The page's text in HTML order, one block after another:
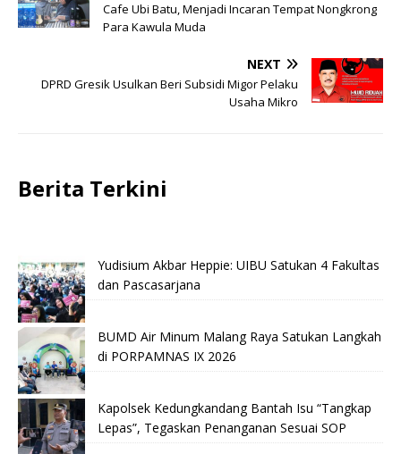
Cafe Ubi Batu, Menjadi Incaran Tempat Nongkrong
Para Kawula Muda
NEXT
DPRD Gresik Usulkan Beri Subsidi Migor Pelaku
Usaha Mikro
Berita Terkini
Yudisium Akbar Heppie: UIBU Satukan 4 Fakultas
dan Pascasarjana
BUMD Air Minum Malang Raya Satukan Langkah
di PORPAMNAS IX 2026
Kapolsek Kedungkandang Bantah Isu “Tangkap
Lepas”, Tegaskan Penanganan Sesuai SOP